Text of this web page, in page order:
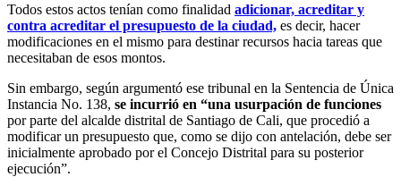
Todos estos actos tenían como finalidad adicionar, acreditar y
contra acreditar el presupuesto de la ciudad, es decir, hacer
modificaciones en el mismo para destinar recursos hacia tareas que
necesitaban de esos montos.
Sin embargo, según argumentó ese tribunal en la Sentencia de Única
Instancia No. 138, se incurrió en “una usurpación de funciones
por parte del alcalde distrital de Santiago de Cali, que procedió a
modificar un presupuesto que, como se dijo con antelación, debe ser
inicialmente aprobado por el Concejo Distrital para su posterior
ejecución”.